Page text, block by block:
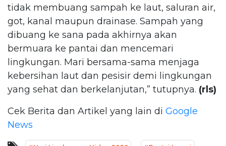
tidak membuang sampah ke laut, saluran air,
got, kanal maupun drainase. Sampah yang
dibuang ke sana pada akhirnya akan
bermuara ke pantai dan mencemari
lingkungan. Mari bersama-sama menjaga
kebersihan laut dan pesisir demi lingkungan
yang sehat dan berkelanjutan,” tutupnya. (rls)
Cek Berita dan Artikel yang lain di Google
News